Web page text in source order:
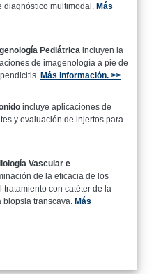
multimodal. Más
Pediátrica incluyen la
de imagenología a pie de
Más información. >>
incluye aplicaciones de
y evaluación de injertos para
Vascular e
de la eficacia de los
con catéter de la
transcava. Más